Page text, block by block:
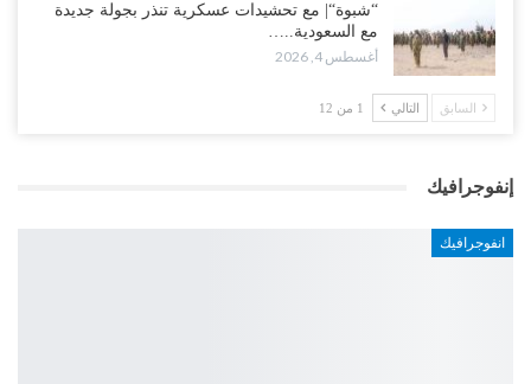
“شبوة“| مع تحشيدات عسكرية تنذر بجولة جديدة
مع السعودية..…
أغسطس 4, 2026
السابق التالي 1 من 12
إنفوجرافيك
انفوجرافيك